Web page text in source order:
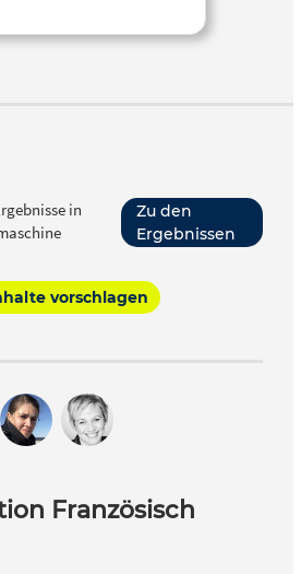
in
Zu den
Ergebnissen
vorschlagen
Französisch